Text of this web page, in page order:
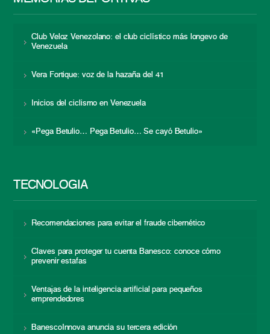
Club Veloz Venezolano: el club ciclístico más longevo de
Venezuela
Vera Fortique: voz de la hazaña del 41
Inicios del ciclismo en Venezuela
«Pega Betulio… Pega Betulio… Se cayó Betulio»
TECNOLOGÍA
Recomendaciones para evitar el fraude cibernético
Claves para proteger tu cuenta Banesco: conoce cómo
prevenir estafas
Ventajas de la inteligencia artificial para pequeños
emprendedores
BanescoInnova anuncia su tercera edición